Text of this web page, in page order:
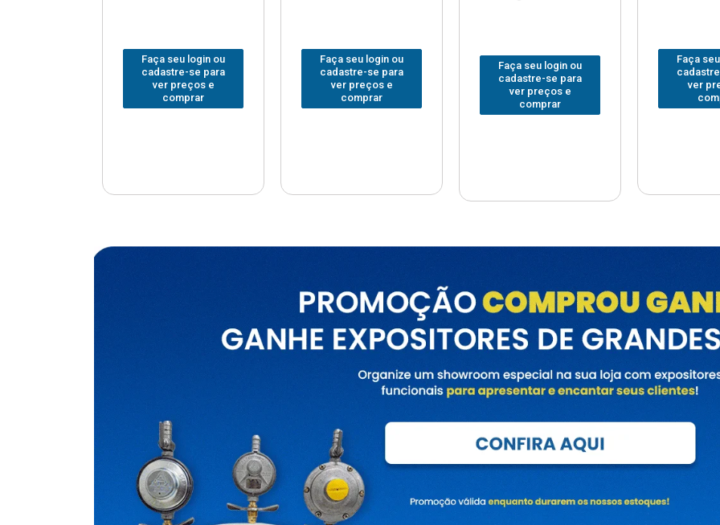
Faça seu login ou
cadastre-se para
ver preços e
comprar
Faça seu login ou
cadastre-se para
ver preços e
comprar
Faça seu login ou
cadastre-se para
ver preços e
comprar
Faça
ver